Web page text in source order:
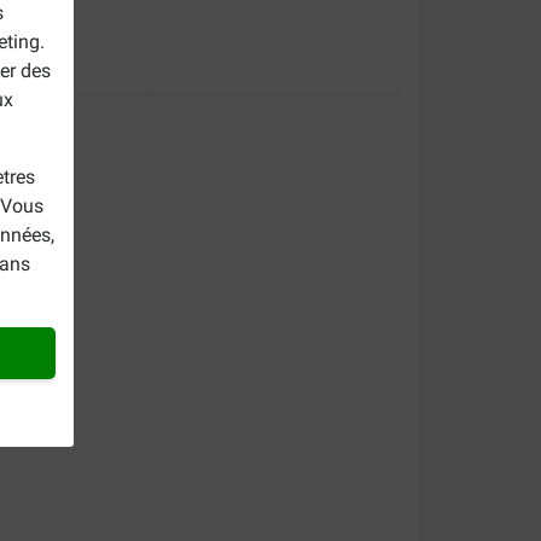
des